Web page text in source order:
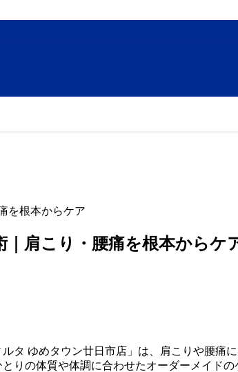
を根本からケア
肩こり・腰痛を根本からケ
タ ゆめタウン廿日市店」は、肩こりや腰痛
りの体質や体調に合わせたオーダーメイド